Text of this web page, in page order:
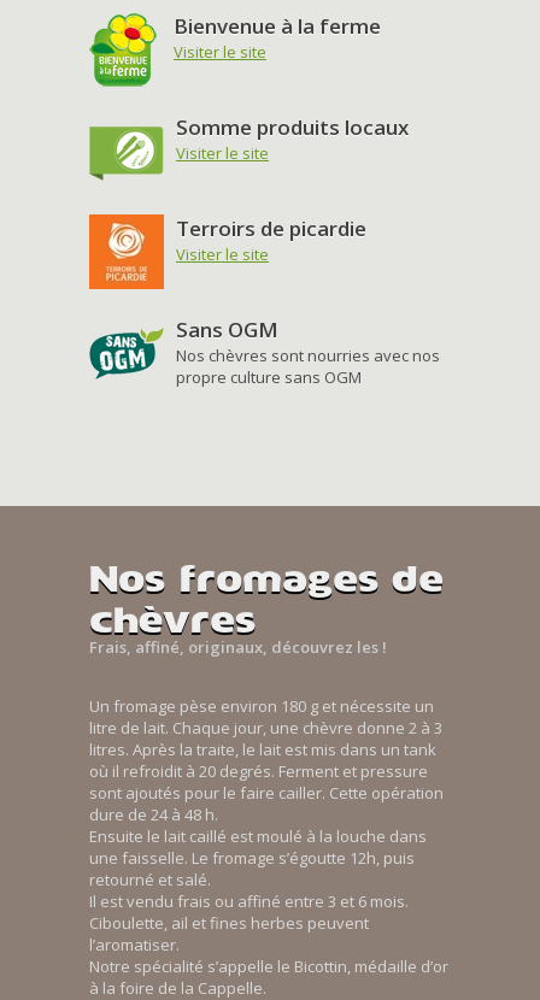
Bienvenue à la ferme
Visiter le site
Somme produits locaux
Visiter le site
Terroirs de picardie
Visiter le site
Sans OGM
Nos chèvres sont nourries avec nos
propre culture sans OGM
Nos fromages de
chèvres
Frais, affiné, originaux, découvrez les !
Un fromage pèse environ 180 g et nécessite un
litre de lait. Chaque jour, une chèvre donne 2 à 3
litres. Après la traite, le lait est mis dans un tank
où il refroidit à 20 degrés. Ferment et pressure
sont ajoutés pour le faire cailler. Cette opération
dure de 24 à 48 h.
Ensuite le lait caillé est moulé à la louche dans
une faisselle. Le fromage s’égoutte 12h, puis
retourné et salé.
Il est vendu frais ou affiné entre 3 et 6 mois.
Ciboulette, ail et fines herbes peuvent
l’aromatiser.
Notre spécialité s’appelle le Bicottin, médaille d’or
à la foire de la Cappelle.